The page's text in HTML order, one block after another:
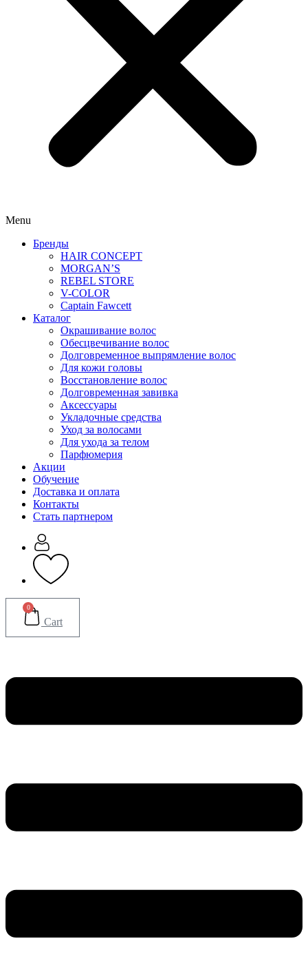
Menu
Бренды
HAIR CONCEPT
MORGAN’S
REBEL STORE
V-COLOR
Captain Fawcett
Каталог
Окрашивание волос
Обесцвечивание волос
Долговременное выпрямление волос
Для кожи головы
Восстановление волос
Долговременная завивка
Аксессуары
Укладочные средства
Уход за волосами
Для ухода за телом
Парфюмерия
Акции
Обучение
Доставка и оплата
Контакты
Стать партнером
0
Cart